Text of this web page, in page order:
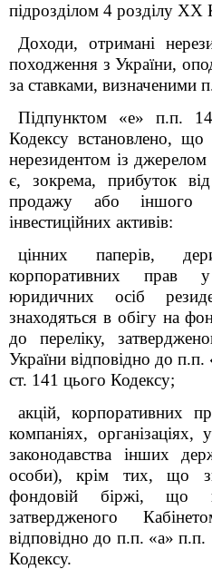
підрозділом 4 розділу XX
Доходи, отримані
походження з України,
за ставками, визначеними
Підпунктом «е» п.п.
Кодексу встановлено,
нерезидентом із
є, зокрема, прибуток
продажу або іншого
інвестиційних активів:
цінних паперів,
корпоративних прав у
юридичних осіб
знаходяться в обігу на
до переліку,
України відповідно до
ст. 141 цього Кодексу;
акцій, корпоративних
компаніях, організаціях,
законодавства інших
особи), крім тих, що
фондовій біржі, що
затвердженого
відповідно до п.п. «а»
Кодексу.